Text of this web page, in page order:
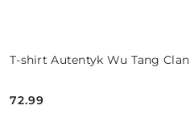
T-shirt Autentyk Wu Tang Clan
Cena:
72.99